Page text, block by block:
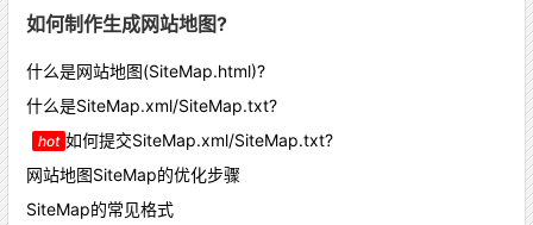
如何制作生成网站地图?
什么是网站地图(SiteMap.html)?
什么是SiteMap.xml/SiteMap.txt?
hot 如何提交SiteMap.xml/SiteMap.txt?
网站地图SiteMap的优化步骤
SiteMap的常见格式